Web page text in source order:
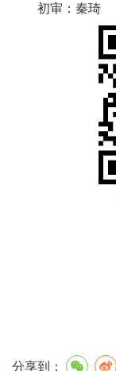
初审： 秦琦
分享到：